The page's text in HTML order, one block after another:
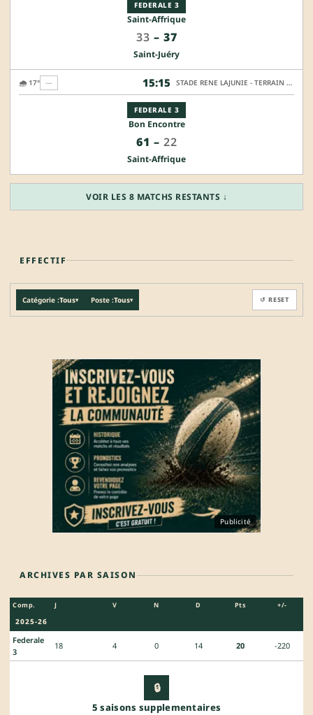
FEDERALE 3
Saint-Affrique
33 – 37
Saint-Juéry
15:15
FEDERALE 3
Bon Encontre
61 – 22
Saint-Affrique
🌧️ 17° — STADE RENE LAJUNIE - TERRAIN HONNEUR
VOIR LES 8 MATCHS RESTANTS ↓
EFFECTIF
Catégorie :Tous▾ Poste :Tous▾ ↺ RESET
Publicité
ARCHIVES PAR SAISON
Comp. J V N D Pts +/-
2025-26
Federale
3
18 4 0 14 20 -220
🔒
5 saisons supplementaires